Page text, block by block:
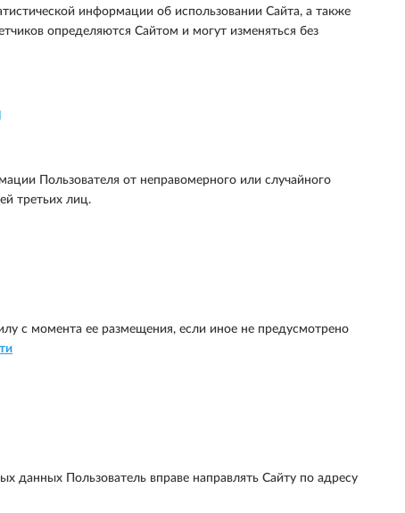
информации об использовании Сайта, а также
определяются Сайтом и могут изменяться без
Пользователя от неправомерного или случайного
третьих лиц.
с момента ее размещения, если иное не предусмотрено
данных Пользователь вправе направлять Сайту по адресу